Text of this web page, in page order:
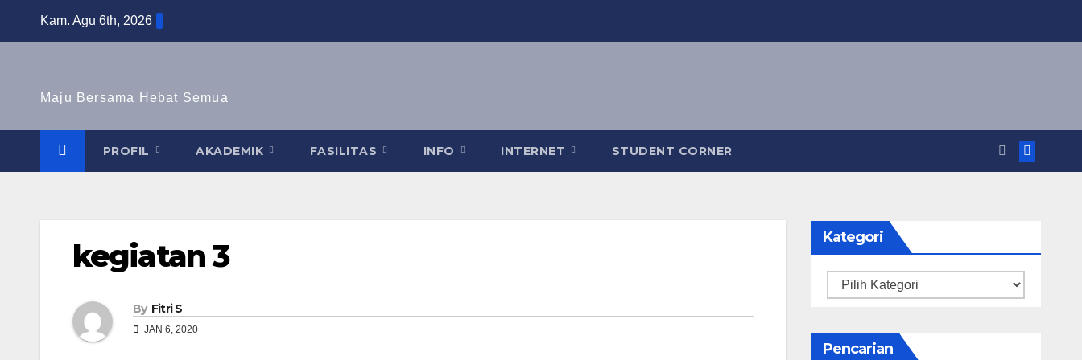
Kam. Agu 6th, 2026
Maju Bersama Hebat Semua
PROFIL AKADEMIK FASILITAS INFO INTERNET STUDENT CORNER
kegiatan 3
By Fitri S
JAN 6, 2020
Kategori
Kategori
Pencarian